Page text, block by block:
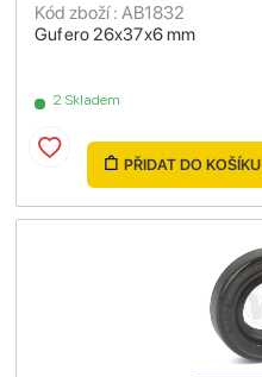
Gufero 26x37x6 mm
Kód zboží : AB1832
2 Skladem
PŘIDAT DO KOŠÍKU